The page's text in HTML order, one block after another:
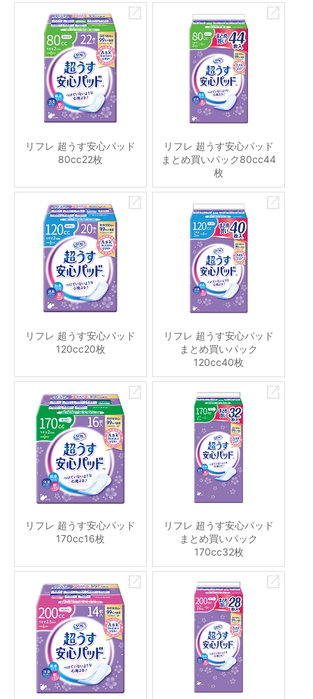
リフレ 超うす安心パッド
80cc22枚
リフレ 超うす安心パッド
まとめ買いパック80cc44
枚
リフレ 超うす安心パッド
120cc20枚
リフレ 超うす安心パッド
まとめ買いパック
120cc40枚
リフレ 超うす安心パッド
170cc16枚
リフレ 超うす安心パッド
まとめ買いパック
170cc32枚